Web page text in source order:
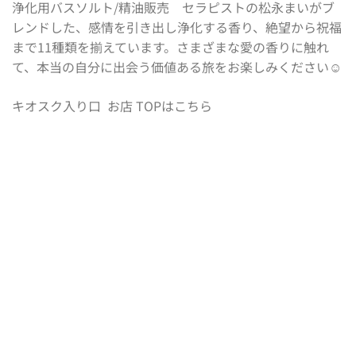
浄化用バスソルト/精油販売 セラピストの松永まいがブ
レンドした、感情を引き出し浄化する香り、絶望から祝福
まで11種類を揃えています。さまざまな愛の香りに触れ
て、本当の自分に出会う価値ある旅をお楽しみください☺️
キオスク入り口 お店 TOPはこちら